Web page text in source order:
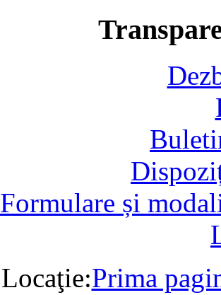
Formulare și
Locaţie:Prima